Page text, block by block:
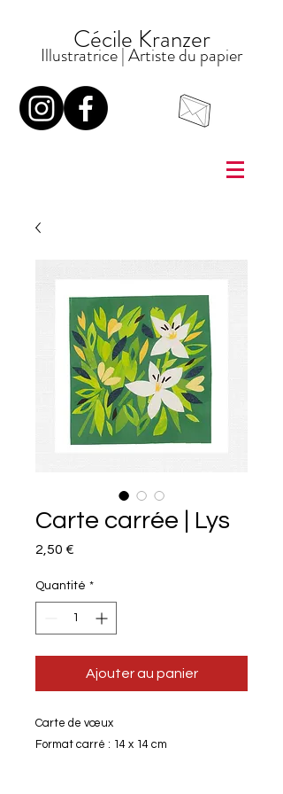
Cécile Kranzer
Illustratrice| Artiste dupapier
Carte carrée | Lys
2,50 €
Quantité *
Ajouter au panier
Carte de vœux
Format carré : 14 x 14 cm